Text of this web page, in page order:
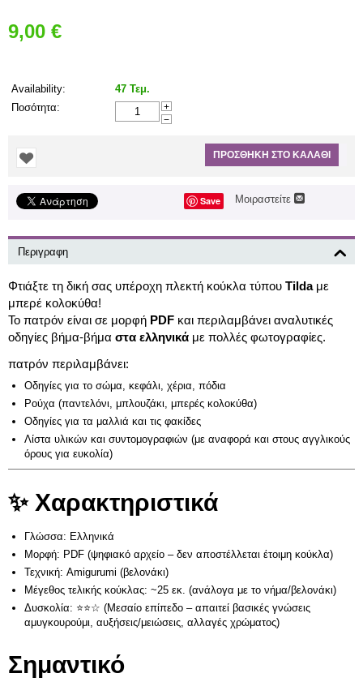
9,00 €
Availability:
47 Τεμ.
Ποσότητα:
+
−
ΠΡΟΣΘΉΚΗ ΣΤΟ ΚΑΛΆΘΙ
Save Μοιραστείτε
Περιγραφη
Φτιάξτε τη δική σας υπέροχη πλεκτή κούκλα τύπου Tildaμε
μπερέ κολοκύθα!
Το πατρόν είναι σε μορφή PDF και περιλαμβάνει αναλυτικές
οδηγίες βήμα-βήμα στα ελληνικά με πολλές φωτογραφίες.
πατρόν περιλαμβάνει:
Οδηγίες για το σώμα, κεφάλι, χέρια, πόδια
Ρούχα (παντελόνι, μπλουζάκι, μπερές κολοκύθα)
Οδηγίες για τα μαλλιά και τις φακίδες
Λίστα υλικών και συντομογραφιών (με αναφορά και στους αγγλικούς
όρους για ευκολία)
✨ Χαρακτηριστικά
Γλώσσα: Ελληνικά
Μορφή: PDF (ψηφιακό αρχείο – δεν αποστέλλεται έτοιμη κούκλα)
Τεχνική: Amigurumi (βελονάκι)
Μέγεθος τελικής κούκλας: ~25 εκ. (ανάλογα με το νήμα/βελονάκι)
Δυσκολία: ⭐⭐☆ (Μεσαίο επίπεδο – απαιτεί βασικές γνώσεις
αμυγκουρούμι, αυξήσεις/μειώσεις, αλλαγές χρώματος)
Σημαντικό